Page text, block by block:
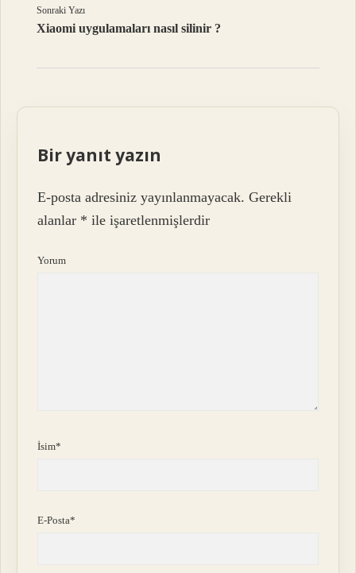
Sonraki Yazı
Xiaomi uygulamaları nasıl silinir ?
Bir yanıt yazın
E-posta adresiniz yayınlanmayacak. Gerekli
alanlar * ile işaretlenmişlerdir
Yorum
İsim*
E-Posta*